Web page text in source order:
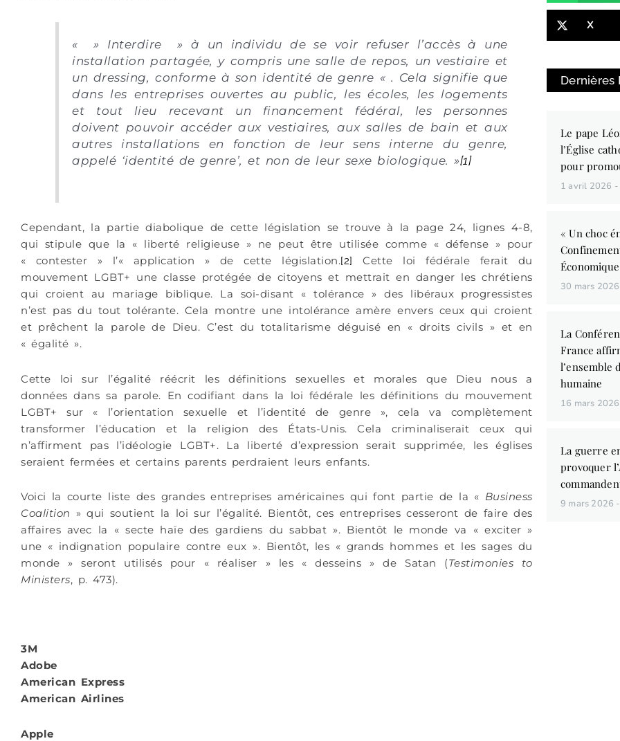
« » Interdire » à un individu de se voir refuser l’accès à une
installation partagée, y compris une salle de repos, un vestiaire et
un dressing, conforme à son identité de genre « . Cela signifie que
dans les entreprises ouvertes au public, les écoles, les logements
et tout lieu recevant un financement fédéral, les personnes
doivent pouvoir accéder aux vestiaires, aux salles de bain et aux
autres installations en fonction de leur sens interne du genre,
appelé ‘identité de genre’, et non de leur sexe biologique. »[1]
Cependant, la partie diabolique de cette législation se trouve à la page 24, lignes 4-8,
qui stipule que la « liberté religieuse » ne peut être utilisée comme « défense » pour
« contester » l’« application » de cette législation.[2]
Cette loi fédérale ferait du
mouvement LGBT+ une classe protégée de citoyens et mettrait en danger les chrétiens
qui croient au mariage biblique. La soi-disant « tolérance » des libéraux progressistes
n’est pas du tout tolérante. Cela montre une intolérance amère envers ceux qui croient
et prêchent la parole de Dieu. C’est du totalitarisme déguisé en « droits civils » et en
« égalité ».
Cette loi sur l’égalité réécrit les définitions sexuelles et morales que Dieu nous a
données dans sa parole. En codifiant dans la loi fédérale les définitions du mouvement
LGBT+ sur « l’orientation sexuelle et l’identité de genre », cela va complètement
transformer l’éducation et la religion des États-Unis. Cela criminaliserait ceux qui
n’affirment pas l’idéologie LGBT+. La liberté d’expression serait supprimée, les églises
seraient fermées et certains parents perdraient leurs enfants.
Voici la courte liste des grandes entreprises américaines qui font partie de la « Business
Coalition » qui soutient la loi sur l’égalité. Bientôt, ces entreprises cesseront de faire des
affaires avec la « secte haïe des gardiens du sabbat ». Bientôt le monde va « exciter »
une « indignation populaire contre eux ». Bientôt, les « grands hommes et les sages du
monde » seront utilisés pour « réaliser » les « desseins » de Satan (Testimonies to
Ministers, p. 473).
3M
Adobe
American Express
American Airlines
Apple
X
Dernières
Le pape
l’Église
pour
1 avril 2026
« Un choc
Économique
30 mars 2026
La
France
l’ensemble
humaine
16 mars 2026
La guerre
provoquer
9 mars 2026